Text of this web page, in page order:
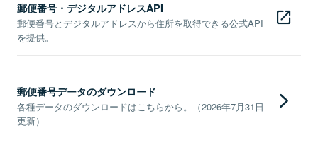
郵便番号・デジタルアドレスAPI
郵便番号とデジタルアドレスから住所を取得できる公式API
を提供。
郵便番号データのダウンロード
各種データのダウンロードはこちらから。（2026年7月31日
更新）